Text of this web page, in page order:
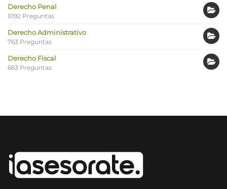
Derecho Penal
1092 Preguntas
Derecho Administrativo
763 Preguntas
Derecho Fiscal
663 Preguntas